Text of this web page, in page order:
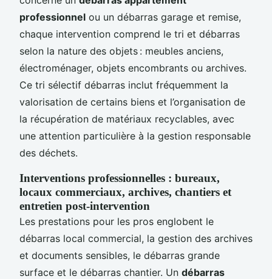
professionnel ou un débarras garage et remise,
chaque intervention comprend le tri et débarras
selon la nature des objets : meubles anciens,
électroménager, objets encombrants ou archives.
Ce tri sélectif débarras inclut fréquemment la
valorisation de certains biens et l’organisation de
la récupération de matériaux recyclables, avec
une attention particulière à la gestion responsable
des déchets.
Interventions professionnelles : bureaux,
locaux commerciaux, archives, chantiers et
entretien post-intervention
Les prestations pour les pros englobent le
débarras local commercial, la gestion des archives
et documents sensibles, le débarras grande
surface et le débarras chantier. Un débarras